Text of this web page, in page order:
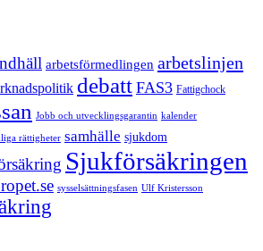
arbetsförmedlingen arbetslinjen
debatt FAS3 Fattigchock
Jobb och utvecklingsgarantin kalender
rättigheter samhälle sjukdom
Sjukförsäkringen
sysselsättningsfasen Ulf Kristersson